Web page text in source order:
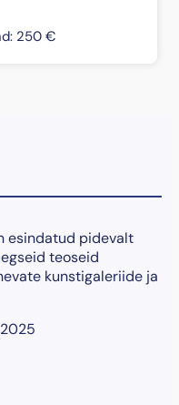
250 €
esindatud pidevalt
teoseid
kunstigaleriide ja